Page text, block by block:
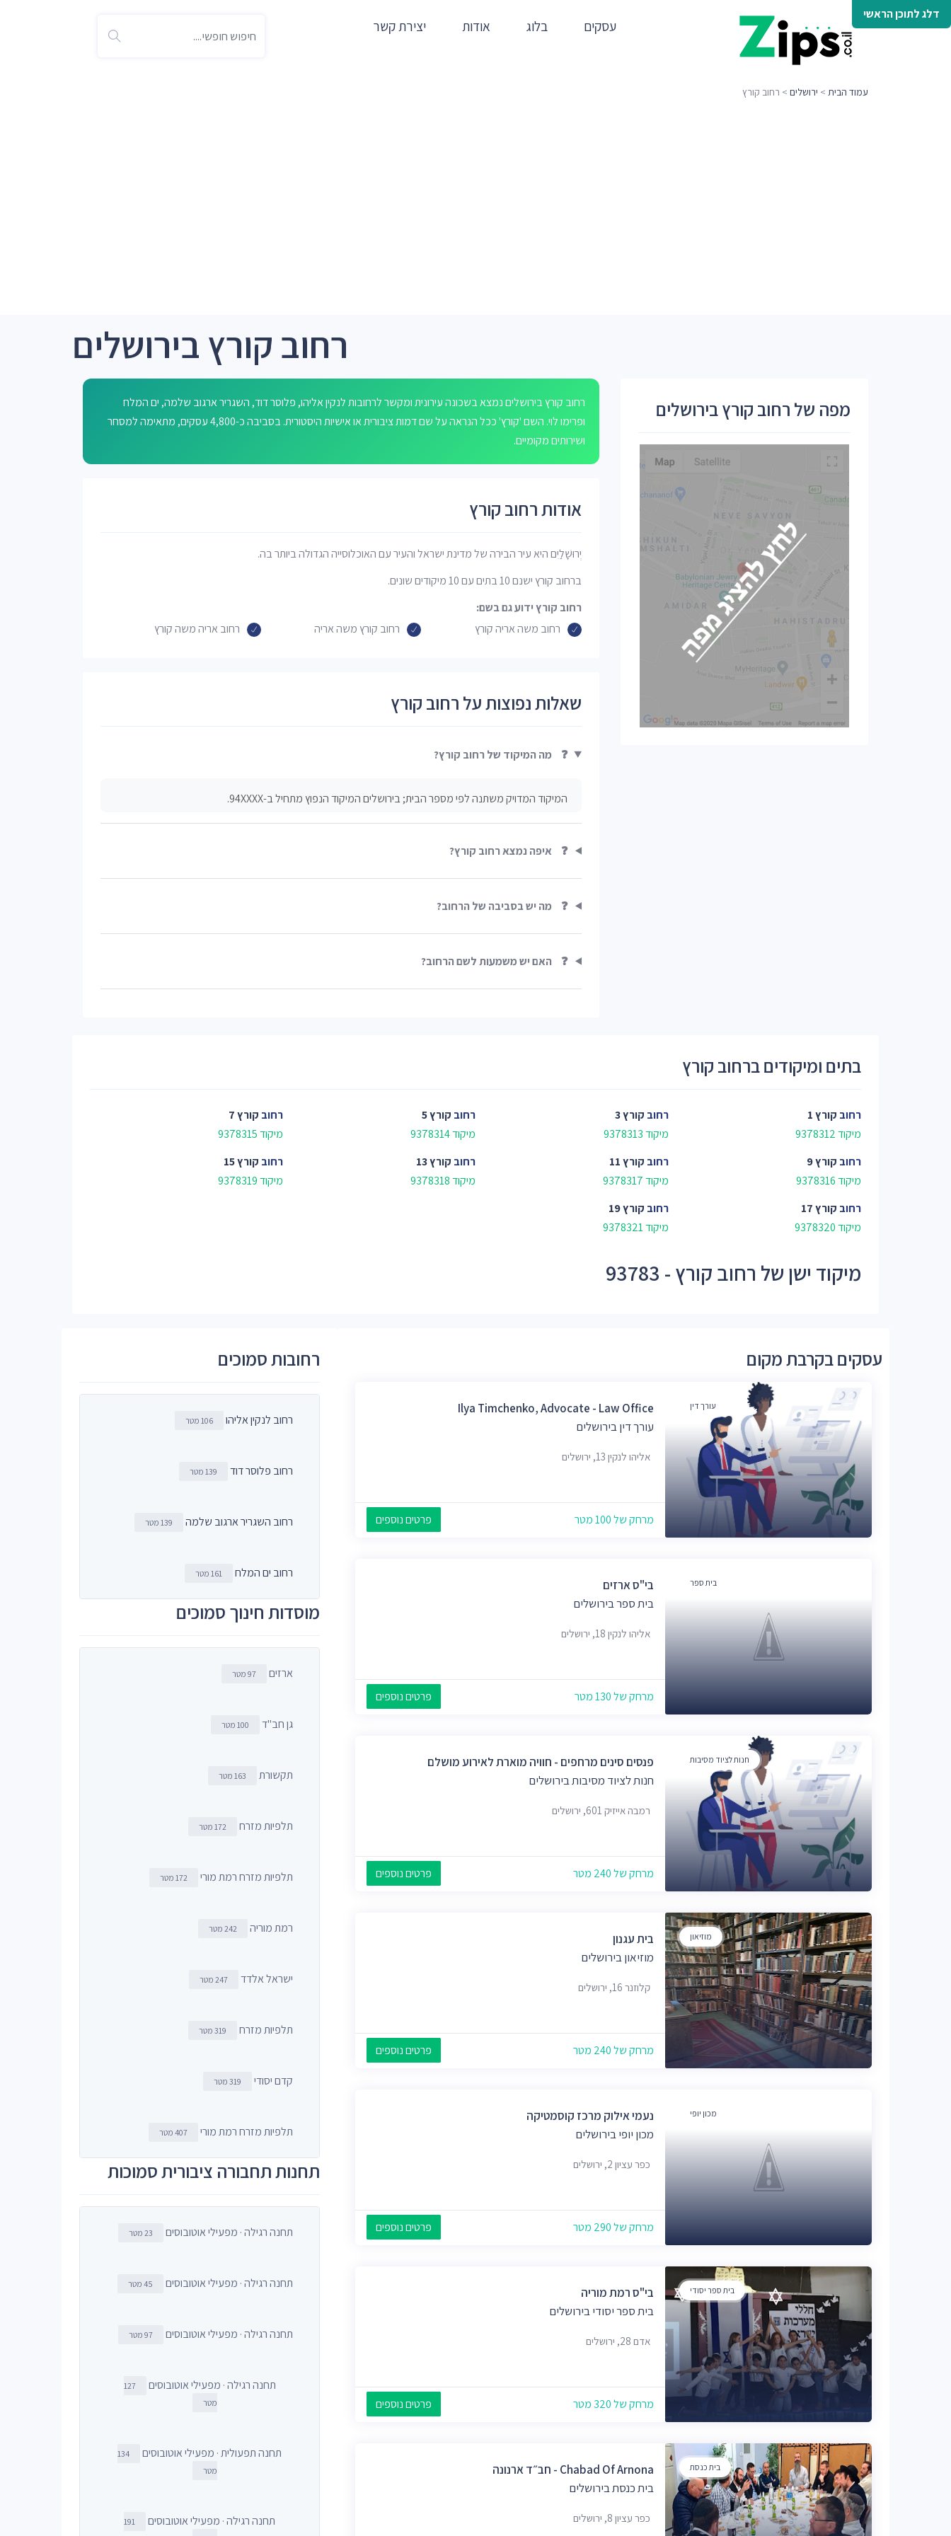
דלג לתוכן הראשי
עסקים בלוג אודות יצירת קשר
עמוד הבית > ירושלים > רחוב קורץ
רחוב קורץ בירושלים
רחוב קורץ בירושלים נמצא בשכונה עירונית ומקשר לרחובות לנקין אליהו, פלוסר דוד, השגריר ארגוב שלמה, ים המלח
ופרימו לוי. השם 'קורץ' ככל הנראה על שם דמות ציבורית או אישיות היסטורית. בסביבה כ-4,800 עסקים, מתאימה למסחר
ושירותים מקומיים.
אודות רחוב קורץ
יְרוּשָׁלַיִם היא עיר הבירה של מדינת ישראל והעיר עם האוכלוסייה הגדולה ביותר בה.
ברחוב קורץ ישנם 10 בתים עם 10 מיקודים שונים.
רחוב קורץ ידוע גם בשם:
רחוב משה אריה קורץ
רחוב קורץ משה אריה רחוב אריה משה קורץ
שאלות נפוצות על רחוב קורץ
❓ מה המיקוד של רחוב קורץ?
המיקוד המדויק משתנה לפי מספר הבית; בירושלים המיקוד הנפוץ מתחיל ב-94XXXX.
❓ איפה נמצא רחוב קורץ?
❓ מה יש בסביבה של הרחוב?
❓ האם יש משמעות לשם הרחוב?
מפה של רחוב קורץ בירושלים
בתים ומיקודים ברחוב קורץ
רחוב קורץ 1
מיקוד 9378312
רחוב קורץ 3
מיקוד 9378313
רחוב קורץ 5
מיקוד 9378314
רחוב קורץ 7
מיקוד 9378315
רחוב קורץ 9
מיקוד 9378316
רחוב קורץ 11
מיקוד 9378317
רחוב קורץ 13
מיקוד 9378318
רחוב קורץ 15
מיקוד 9378319
רחוב קורץ 17
מיקוד 9378320
רחוב קורץ 19
מיקוד 9378321
מיקוד ישן של רחוב קורץ - 93783
עסקים בקרבת מקום
עורך דין
Ilya Timchenko, Advocate - Law Office
עורך דין בירושלים
אליהו לנקין 13, ירושלים
מרחק של 100 מטר פרטים נוספים
בית ספר
בי"ס ארזים
בית ספר בירושלים
אליהו לנקין 18, ירושלים
מרחק של 130 מטר פרטים נוספים
חנות לציוד מסיבות
פנסים סינים מרחפים - חוויה מוארת לאירוע מושלם
חנות לציוד מסיבות בירושלים
רמבה אייזיק 601, ירושלים
מרחק של 240 מטר פרטים נוספים
מוזיאון
בית עגנון
מוזיאון בירושלים
קלוזנר 16, ירושלים
מרחק של 240 מטר פרטים נוספים
מכון יופי
נעמי אילוק מרכז קוסמטיקה
מכון יופי בירושלים
כפר עציון 2, ירושלים
מרחק של 290 מטר פרטים נוספים
בית ספר יסודי
בי"ס רמת מוריה
בית ספר יסודי בירושלים
אדם 28, ירושלים
מרחק של 320 מטר פרטים נוספים
בית כנסת
Chabad Of Arnona - חב״ד ארנונה
בית כנסת בירושלים
כפר עציון 8, ירושלים
רחובות סמוכים
רחוב לנקין אליהו 106 מטר
רחוב פלוסר דוד 139 מטר
רחוב השגריר ארגוב שלמה 139 מטר
רחוב ים המלח 161 מטר
מוסדות חינוך סמוכים
ארזים 97 מטר
גן חב"ד 100 מטר
תקשורת 163 מטר
תלפיות מזרח 172 מטר
תלפיות מזרח רמת מורי 172 מטר
רמת מוריה 242 מטר
ישראל אלדד 247 מטר
תלפיות מזרח 319 מטר
קדם יסודי 319 מטר
תלפיות מזרח רמת מורי 407 מטר
תחנות תחבורה ציבורית סמוכות
תחנה רגילה · מפעילי אוטובוסים 23 מטר
תחנה רגילה · מפעילי אוטובוסים 45 מטר
תחנה רגילה · מפעילי אוטובוסים 97 מטר
תחנה רגילה · מפעילי אוטובוסים
127
מטר
תחנה תפעולית · מפעילי אוטובוסים
134
מטר
תחנה רגילה · מפעילי אוטובוסים
191